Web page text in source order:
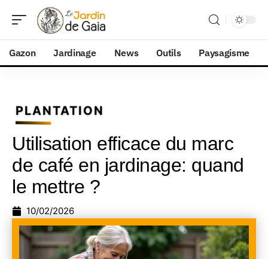
Gazon Jardinage News Outils Paysagisme
PLANTATION
Utilisation efficace du marc
de café en jardinage: quand
le mettre ?
10/02/2026